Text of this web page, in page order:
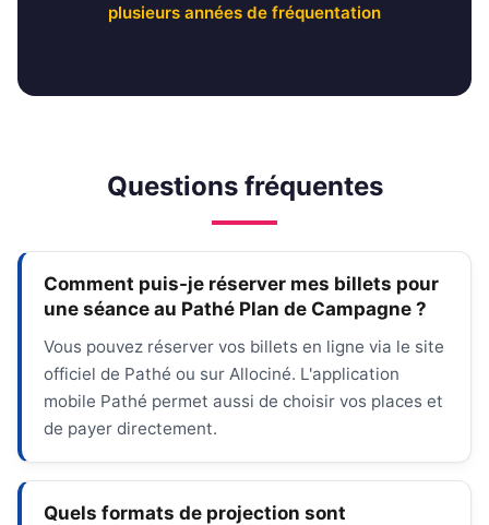
plusieurs années de fréquentation
Questions fréquentes
Comment puis-je réserver mes billets pour
une séance au Pathé Plan de Campagne ?
Vous pouvez réserver vos billets en ligne via le site
officiel de Pathé ou sur Allociné. L'application
mobile Pathé permet aussi de choisir vos places et
de payer directement.
Quels formats de projection sont